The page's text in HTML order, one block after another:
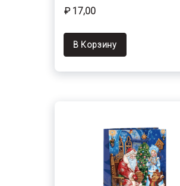
₽ 17,00
В Корзину